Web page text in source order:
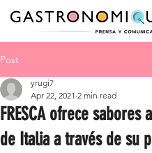
Post
FRESCA ofrece sabores
de Italia a través de su
yrugi7
Apr 22, 2021 2 min read